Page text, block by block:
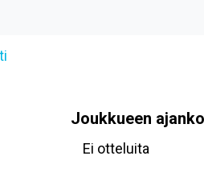
Joukkueen
Ei otteluita